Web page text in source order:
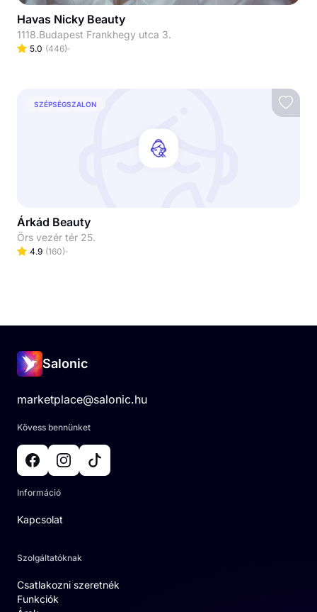
Havas Nicky Beauty
1118.Budapest Frankhegy utca 3.
5.0 (446)
SZÉPSÉGSZALON
Árkád Beauty
Örs vezér tér 25.
4.9 (160)
Salonic
marketplace@salonic.hu
Kövess bennünket
Információ
Kapcsolat
Szolgáltatóknak
Csatlakozni szeretnék
Funkciók